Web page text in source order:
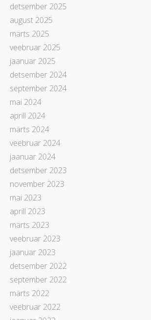
detsember 2025
august 2025
märts 2025
veebruar 2025
jaanuar 2025
detsember 2024
september 2024
mai 2024
aprill 2024
märts 2024
veebruar 2024
jaanuar 2024
detsember 2023
november 2023
mai 2023
aprill 2023
märts 2023
veebruar 2023
jaanuar 2023
detsember 2022
september 2022
märts 2022
veebruar 2022